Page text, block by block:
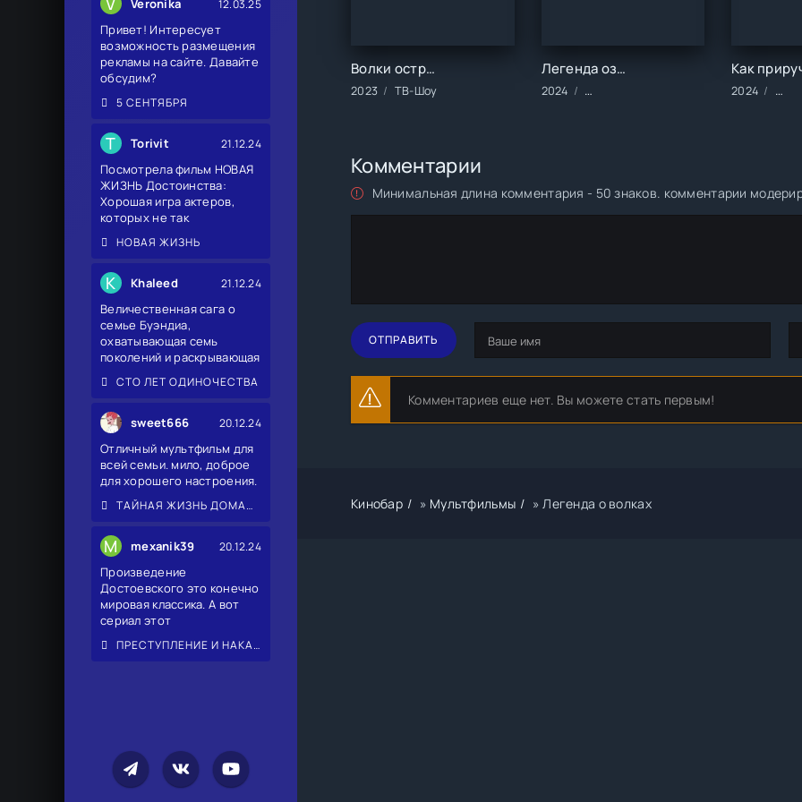
Veronika 12.03.25
Привет! Интересует
возможность размещения
рекламы на сайте. Давайте
обсудим?
5 СЕНТЯБРЯ
T Torivit 21.12.24
Посмотрела фильм НОВАЯ
ЖИЗНЬ Достоинства:
Хорошая игра актеров,
которых не так
НОВАЯ ЖИЗНЬ
K Khaleed 21.12.24
Величественная сага о
семье Буэндиа,
охватывающая семь
поколений и раскрывающая
СТО ЛЕТ ОДИНОЧЕСТВА
sweet666 20.12.24
Отличный мультфильм для
всей семьи. мило, доброе
для хорошего настроения.
ТАЙНАЯ ЖИЗНЬ ДОМАШНИХ ЖИВОТНЫХ 2
M mexanik39 20.12.24
Произведение
Достоевского это конечно
мировая классика. А вот
сериал этот
ПРЕСТУПЛЕНИЕ И НАКАЗАНИЕ
Волки острова Ванкувер (2023)
2023 ТВ-Шоу
Легенда озера Холлоу (2024)
2024 Фильмы/2024 год/Зарубежные/Ужасы
2024
Комментарии
Минимальная длина комментария - 50 знаков. комментарии
ОТПРАВИТЬ
Комментариев еще нет. Вы можете стать первым!
Кинобар » Мультфильмы » Легенда о волках